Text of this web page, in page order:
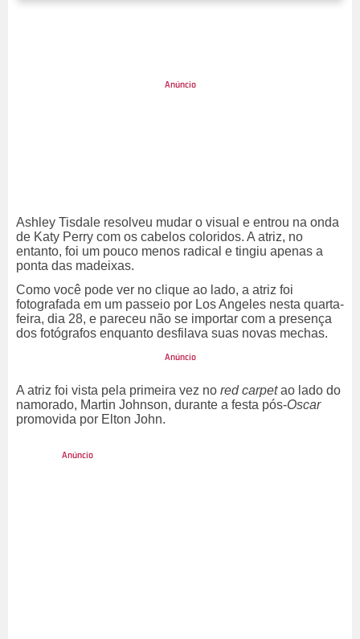
Ashley Tisdale resolveu mudar o visual e entrou na onda
de Katy Perry com os cabelos coloridos. A atriz, no
entanto, foi um pouco menos radical e tingiu apenas a
ponta das madeixas.
Como você pode ver no clique ao lado, a atriz foi
fotografada em um passeio por Los Angeles nesta quarta-
feira, dia 28, e pareceu não se importar com a presença
dos fotógrafos enquanto desfilava suas novas mechas.
A atriz foi vista pela primeira vez no red carpetao lado do
namorado, Martin Johnson, durante a festa pós-Oscar
promovida por Elton John.